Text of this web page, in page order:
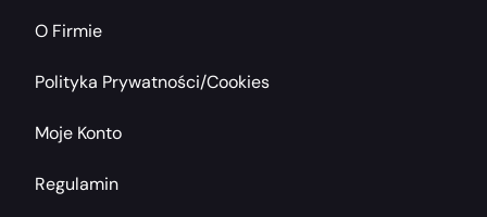
O Firmie
Polityka Prywatności/cookies
Moje Konto
Regulamin